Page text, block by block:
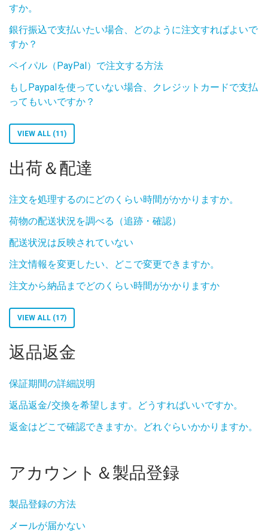
すか。
銀行振込で支払いたい場合、どのように注文すればよいで
すか？
ペイパル（PayPal）で注文する方法
もしPaypalを使っていない場合、クレジットカードで支払
ってもいいですか？
VIEW ALL (11)
出荷＆配達
注文を処理するのにどのくらい時間がかかりますか。
荷物の配送状況を調べる（追跡・確認）
配送状況は反映されていない
注文情報を変更したい、どこで変更できますか。
注文から納品までどのくらい時間がかかりますか
VIEW ALL (17)
返品返金
保証期間の詳細説明
返品返金/交換を希望します。どうすればいいですか。
返金はどこで確認できますか。どれぐらいかかりますか。
アカウント＆製品登録
製品登録の方法
メールが届かない